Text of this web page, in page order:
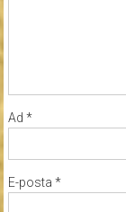
Ad *
E-posta *